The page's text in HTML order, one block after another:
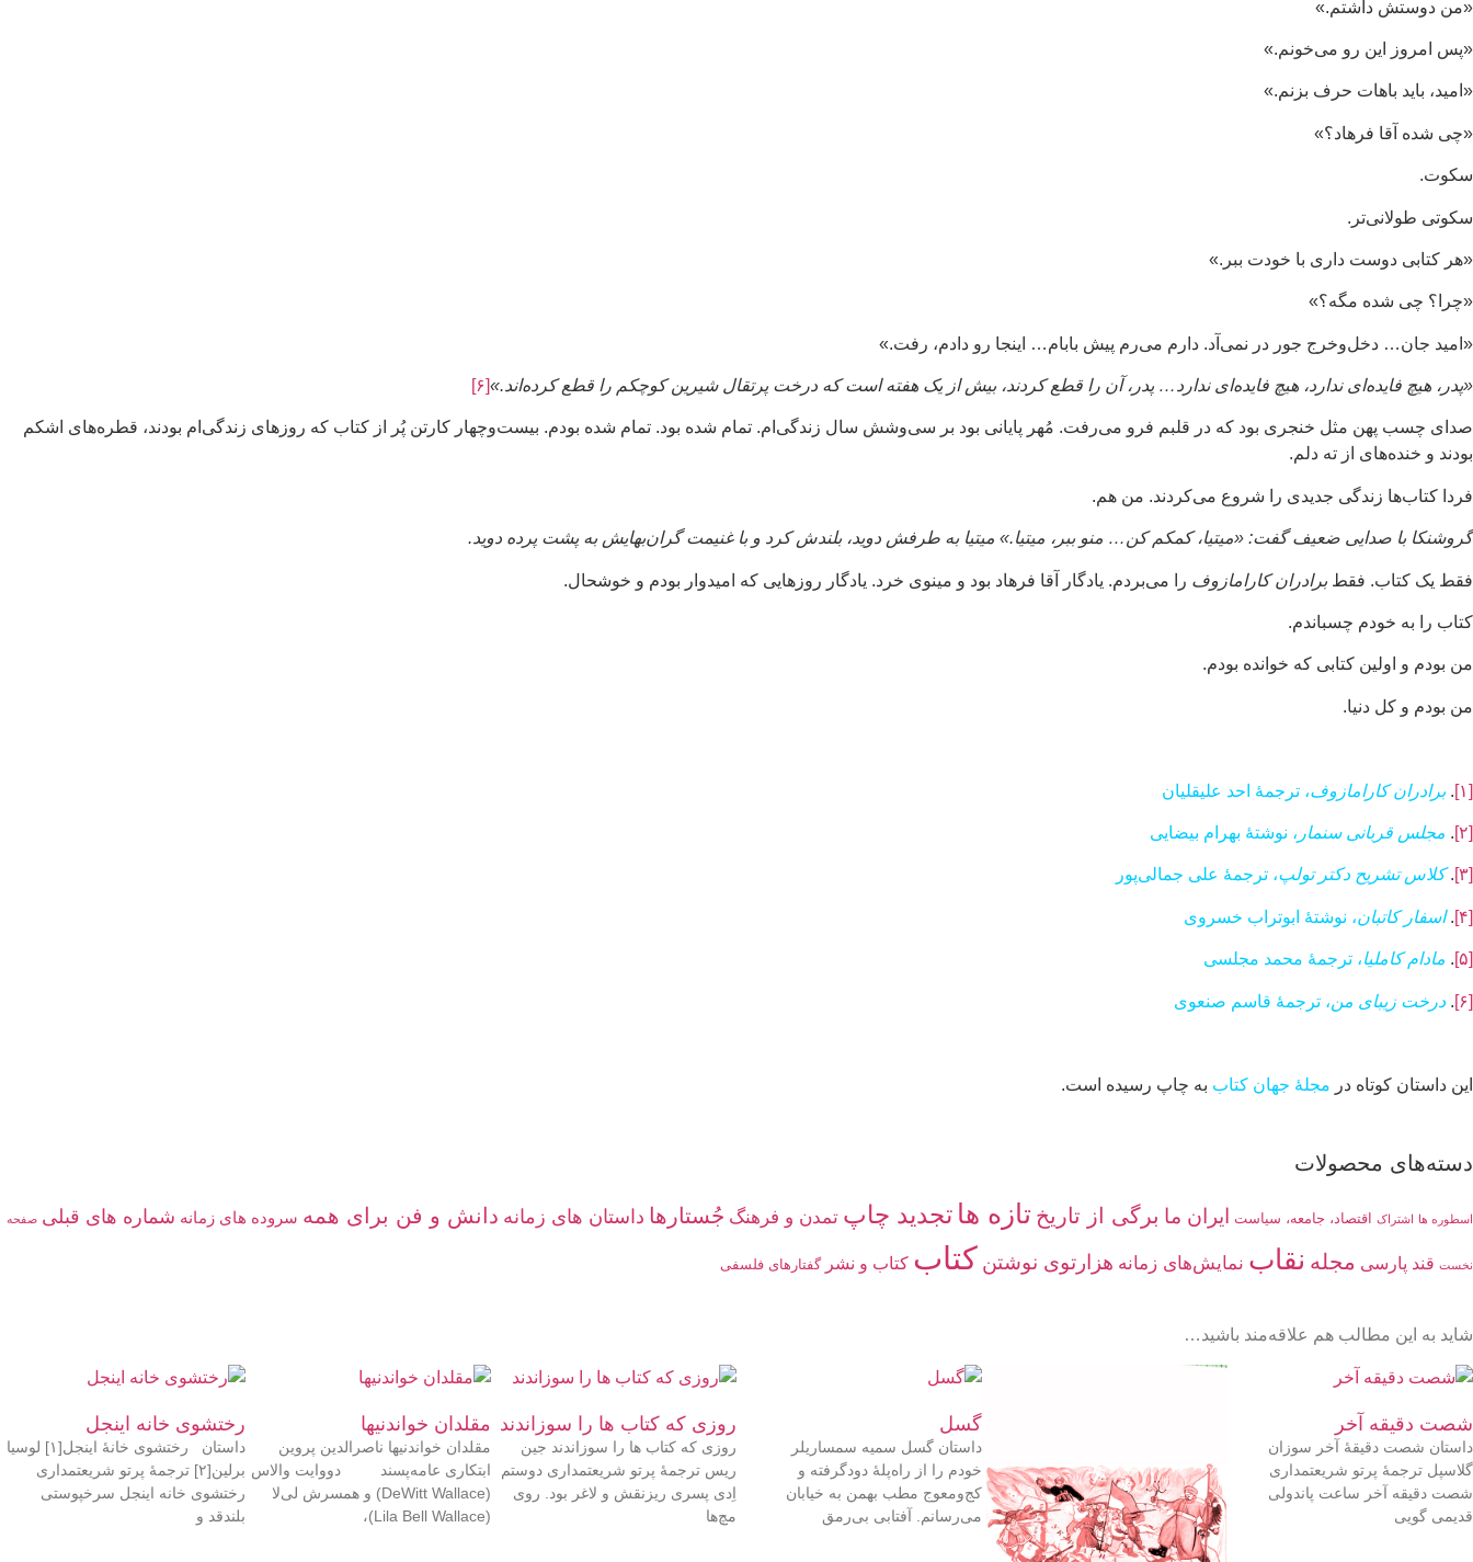
«من دوستش داشتم.»
«پس امروز این رو می‌خونم.»
«امید، باید باهات حرف بزنم.»
«چی شده آقا فرهاد؟»
سکوت.
سکوتی طولانی‌تر.
«هر کتابی دوست داری با خودت ببر.»
«چرا؟ چی شده مگه؟»
«امید جان… دخل‌وخرج جور در نمی‌آد. دارم می‌رم پیش بابام… اینجا رو دادم، رفت.»
«پدر، هیچ فایده‌ای ندارد، هیچ فایده‌ای ندارد… پدر، آن را قطع کردند، بیش از یک هفته است که درخت پرتقال شیرین کوچکم را قطع کرده‌اند.»[۶]
صدای چسب پهن مثل خنجری بود که در قلبم فرو می‌رفت. مُهر پایانی بود بر سی‌وشش سال زندگی‌ام. تمام شده بود. تمام شده بودم. بیست‌وچهار کارتن پُر از کتاب که روزهای زندگی‌ام بودند، قطره‌های اشکم
بودند و خنده‌های از ته دلم.
فردا کتاب‌ها زندگی جدیدی را شروع می‌کردند. من هم.
گروشنکا با صدایی ضعیف گفت: «میتیا، کمکم کن… منو ببر، میتیا.» میتیا به طرفش دوید، بلندش کرد و با غنیمت گران‌بهایش به پشت پرده دوید.
فقط یک کتاب. فقط برادران کارامازوف را می‌بردم. یادگار آقا فرهاد بود و مینوی خرد. یادگار روزهایی که امیدوار بودم و خوشحال.
کتاب را به خودم چسباندم.
من بودم و اولین کتابی که خوانده بودم.
من بودم و کل دنیا.
[۱] .برادران کارامازوف، ترجمهٔ احد علیقلیان
[۲] . مجلس قربانی سنمار ، نوشتهٔ بهرام بیضایی
[۳] .کلاس تشریح دکتر تولپ، ترجمهٔ علی جمالی‌پور
[۴] .اسفار کاتبان، نوشتهٔ ابوتراب خسروی
[۵] . مادام کاملیا، ترجمهٔ محمد مجلسی
[۶] . درخت زیبای من، ترجمهٔ قاسم صنعوی
این داستان کوتاه در مجلۀ جهان کتاب به چاپ رسیده است.
دسته‌های محصولات
اسطوره ها اشتراک اقتصاد، جامعه، سیاست ایران ما برگی از تاریخ تازه ها تجدید چاپ تمدن و فرهنگ جُستارها داستان های زمانه دانش‌ و ‌فن‌ براى همه سروده ‏هاى زمانه شماره های قبلی صفحه
نخست قند پارسی مجله نقاب نمایش‌های زمانه هزارتوی نوشتن کتاب کتاب و نشر گفتارهاى فلسفى
شاید به این مطالب هم علاقه‌مند باشید…
شصت دقیقه آخر
داستان شصت دقیقهٔ آخر سوزان
گلاسپل ترجمهٔ پرتو شریعتمداری
شصت دقیقه آخر ساعت پاندولی
قدیمی گویی
گسل
داستان گسل سمیه سمساریلر
خودم را از راه‌پلهٔ دودگرفته و
کج‌ومعوج مطب بهمن به خیابان
می‌رسانم. آفتابی بی‌رمق
روزی که کتاب‌ ها را سوزاندند
روزی که کتاب‌ ها را سوزاندند جین
ریس ترجمۀ پرتو شریعتمداری دوستم
اِدی پسری ریزنقش و لاغر بود. روی
مچ‌ها
مقلدان خواندنیها
مقلدان خواندنیها ناصرالدین پروین
ابتکاری عامه‌پسند دووایت والاس
(DeWitt Wallace) و همسرش لی‌لا
(Lila Bell Wallace)،
رختشوی‌ خانه اینجل
داستان رختشوی‌ خانهٔ اینجل[۱] لوسیا
برلین[۲] ترجمهٔ پرتو شریعتمداری
رختشوی‌ خانه اینجل سرخپوستی
بلندقد و